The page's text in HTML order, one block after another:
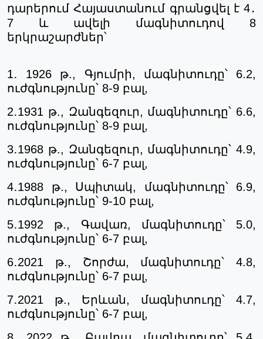
դարերում Հայաստանում գրանցվել է 4․
7 և ավելի մագնիտուդով 8
երկրաշարժներ՝
1․ 1926 թ., Գյումրի, մագնիտուդը՝ 6.2,
ուժգնությունը՝ 8-9 բալ,
2․1931 թ., Զանգեզուր, մագնիտուդը՝ 6.6,
ուժգնությունը՝ 8-9 բալ,
3․1968 թ., Զանգեզուր, մագնիտուդը՝ 4.9,
ուժգնությունը՝ 6-7 բալ,
4․1988 թ., Սպիտակ, մագնիտուդը՝ 6.9,
ուժգնությունը՝ 9-10 բալ,
5․1992 թ., Գավառ, մագնիտուդը՝ 5.0,
ուժգնությունը՝ 6-7 բալ,
6․2021 թ., Շորժա, մագնիտուդը՝ 4.8,
ուժգնությունը՝ 6-7 բալ,
7․2021 թ., Երևան, մագնիտուդը՝ 4.7,
ուժգնությունը՝ 6-7 բալ,